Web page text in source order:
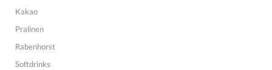
Kakao
Pralinen
Rabenhorst
Softdrinks